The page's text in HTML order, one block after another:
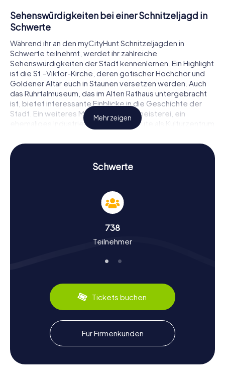
Sehenswürdigkeiten bei einer Schnitzeljagd in
Schwerte
Während ihr an den myCityHunt Schnitzeljagden in
Schwerte teilnehmt, werdet ihr zahlreiche
Sehenswürdigkeiten der Stadt kennenlernen. Ein Highlight
ist die St.-Viktor-Kirche, deren gotischer Hochchor und
Goldener Altar euch in Staunen versetzen werden. Auch
das Ruhrtalmuseum, das im Alten Rathaus untergebracht
ist, bietet interessante Einblicke in die Geschichte der
Stadt. Ein weiteres Muss ist die Rohrmeisterei, ein
ehemaliges Industriedenkmal, das heute als Kulturzentrum
spannende Rätsel lösen, sondern auch viel über die Stadt
erfahren.
Bei unseren Schnitzeljagden erfahrt ihr mehr über die
reiche Geschichte und Kultur von Schwerte. Die Stadt
bewegte Geschichte erlebt. Wusstet ihr, dass Schwerte
1391 das Münzrecht und 1397 das volle Stadtrecht erhielt?
und viele weitere interessante Fakten werdet ihr während
einiges zu bieten: Probiert doch einmal die regionale
Spezialität, das Schwerter Bier, das in der örtlichen
Brauerei gebraut wird.
Nach der Schnitzeljagd in Schwerte die
Umgebung erkunden
Nach einer aufregenden Schnitzeljagd in Schwerte könnt
ihr die Umgebung weiter erkunden. Ein beliebter
Mehr zeigen
Schwerte
738
Teilnehmer
Tickets buchen
Für Firmenkunden